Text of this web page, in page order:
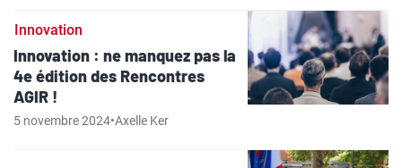
Innovation
Innovation : ne manquez pas la
4e édition des Rencontres
AGIR !
5 novembre 2024•Axelle Ker